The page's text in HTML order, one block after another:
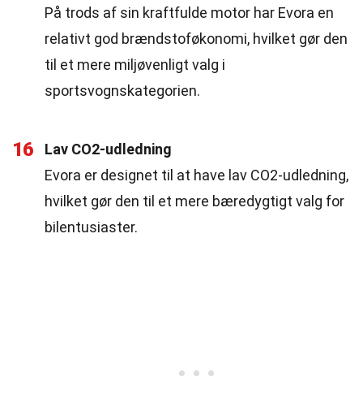
På trods af sin kraftfulde motor har Evora en
relativt god brændstoføkonomi, hvilket gør den
til et mere miljøvenligt valg i
sportsvognskategorien.
16
Lav CO2-udledning
Evora er designet til at have lav CO2-udledning,
hvilket gør den til et mere bæredygtigt valg for
bilentusiaster.